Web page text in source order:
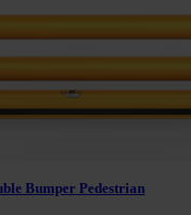
Bumper Pedestrian